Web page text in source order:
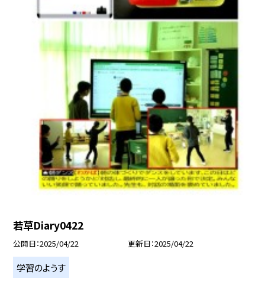
若草Diary0422
公開日 2025/04/22 更新日 2025/04/22
学習のようす